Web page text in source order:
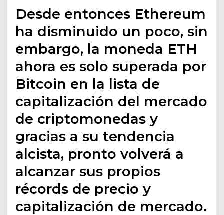
Desde entonces Ethereum
ha disminuido un poco, sin
embargo, la moneda ETH
ahora es solo superada por
Bitcoin en la lista de
capitalización del mercado
de criptomonedas y
gracias a su tendencia
alcista, pronto volverá a
alcanzar sus propios
récords de precio y
capitalización de mercado.